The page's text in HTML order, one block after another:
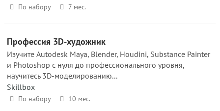
По набору 7 мес.
Профессия 3D-художник
Изучите Autodesk Maya, Blender, Houdini, Substance Painter
и Photoshop с нуля до профессионального уровня,
научитесь 3D-моделированию...
Skillbox
По набору 10 мес.